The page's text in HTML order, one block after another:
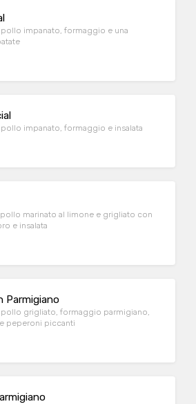
impanato, formaggio e una
impanato, formaggio e insalata
marinato al limone e grigliato con
e insalata
Parmigiano
grigliato, formaggio parmigiano,
peperoni piccanti